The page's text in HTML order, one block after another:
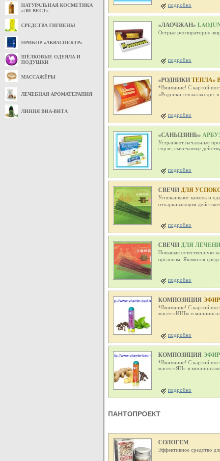
НАТУРАЛЬНАЯ КОСМЕТИКА
«ЛИ ВЕСТ»
СРЕДСТВА ГИГИЕНЫ
ПРИБОР «АКВАСПЕКТР»
ШЁЛКОВЫЕ ОДЕЯЛА И
ПОДУШКИ
МАССАЖЁРЫ
ЛЕЧЕБНАЯ АРОМАТЕРАПИЯ
ЛИНИЯ ВИА-ВИТА
подробно
«ЛАОЧЖАН»
Острые респираторно-
подробно
«РОДНИКИТЕПЛА»
*Внимание! С картой
«Родники тепла»входит
подробно
«САНЬЦЗИНЬ»
Устраняют начальные
горле; смягчающе
подробно
СВЕЧИДЛЯ
Успокаивают кашель и
отхаркивающим
подробно
СВЕЧИДЛЯ
Повышая естественную
организм. Являются
подробно
КОМПОЗИЦИЯ
*Внимание! С картой
масел «ИНЬ» в
подробно
КОМПОЗИЦИЯ
*Внимание! С картой
масел «ЯН» в
подробно
ПАНТОПРОЕКТ
СОЛОГЕМ
Эффективное средство